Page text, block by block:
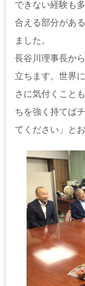
できない経験も
合える部分があ
ました。
長谷川理事長か
立ちます。世界
さに気付くこと
ちを強く持てば
てください」と